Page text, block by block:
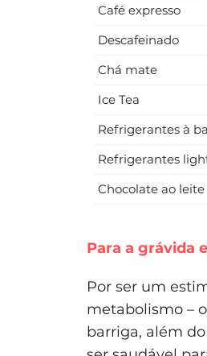
Café expresso
Descafeinado
Chá mate
Ice Tea
Refrigerantes à
Refrigerantes
Chocolate ao leite
Para a grávida
Por ser um
metabolismo –
barriga, além